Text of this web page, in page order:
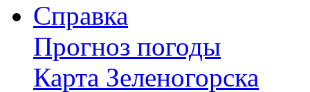
Справка
Прогноз погоды
Карта Зеленогорска